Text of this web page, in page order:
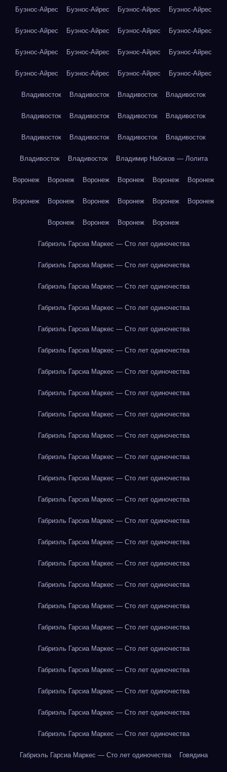
Буэнос-Айрес Буэнос-Айрес Буэнос-Айрес Буэнос-Айрес
Буэнос-Айрес Буэнос-Айрес Буэнос-Айрес Буэнос-Айрес
Буэнос-Айрес Буэнос-Айрес Буэнос-Айрес Буэнос-Айрес
Буэнос-Айрес Буэнос-Айрес Буэнос-Айрес Буэнос-Айрес
Владивосток Владивосток Владивосток Владивосток
Владивосток Владивосток Владивосток Владивосток
Владивосток Владивосток Владивосток Владивосток
Владивосток Владивосток Владимир Набоков — Лолита
Воронеж Воронеж Воронеж Воронеж Воронеж Воронеж
Воронеж Воронеж Воронеж Воронеж Воронеж Воронеж
Воронеж Воронеж Воронеж Воронеж
Габриэль Гарсиа Маркес — Сто лет одиночества
Габриэль Гарсиа Маркес — Сто лет одиночества
Габриэль Гарсиа Маркес — Сто лет одиночества
Габриэль Гарсиа Маркес — Сто лет одиночества
Габриэль Гарсиа Маркес — Сто лет одиночества
Габриэль Гарсиа Маркес — Сто лет одиночества
Габриэль Гарсиа Маркес — Сто лет одиночества
Габриэль Гарсиа Маркес — Сто лет одиночества
Габриэль Гарсиа Маркес — Сто лет одиночества
Габриэль Гарсиа Маркес — Сто лет одиночества
Габриэль Гарсиа Маркес — Сто лет одиночества
Габриэль Гарсиа Маркес — Сто лет одиночества
Габриэль Гарсиа Маркес — Сто лет одиночества
Габриэль Гарсиа Маркес — Сто лет одиночества
Габриэль Гарсиа Маркес — Сто лет одиночества
Габриэль Гарсиа Маркес — Сто лет одиночества
Габриэль Гарсиа Маркес — Сто лет одиночества
Габриэль Гарсиа Маркес — Сто лет одиночества
Габриэль Гарсиа Маркес — Сто лет одиночества
Габриэль Гарсиа Маркес — Сто лет одиночества
Габриэль Гарсиа Маркес — Сто лет одиночества
Габриэль Гарсиа Маркес — Сто лет одиночества
Габриэль Гарсиа Маркес — Сто лет одиночества
Габриэль Гарсиа Маркес — Сто лет одиночества
Габриэль Гарсиа Маркес — Сто лет одиночества Говядина